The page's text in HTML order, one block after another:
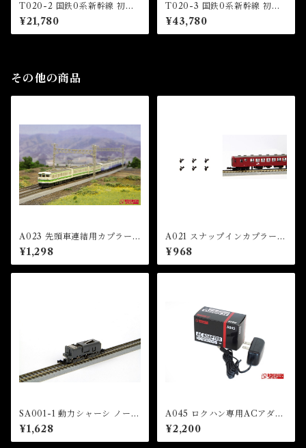
T020-2 国鉄0系新幹線 初期
型「ひかり」4両基本セット (J
NR Series 0 shinkansen HI
KARI” 4 Cars Basic Set)
¥21,780
T020-3 国鉄0系新幹線 初期
型「ひかり」8両増結セット (J
NR Series 0 shinkansen HI
KARI” 8 Cars Extension Se
¥43,780
その他の商品
A023 先頭車連結用カプラー
セット(113系/115系/415系用)
（Coupler Set）
¥1,298
A021 スナップインカプラー
ヨーロッパ型カプラーセット
(短) 6個入 (SNAP IN COUP
LER EUROPEAN TYPE CO
¥968
SA001-1 動力シャーシ ノーマ
ルタイプ (Z SHORTY Powe
r Chassis (Normal Type))
¥1,628
A045 ロクハン専用ACアダプ
ター (AC ADAPTOR)
¥2,200